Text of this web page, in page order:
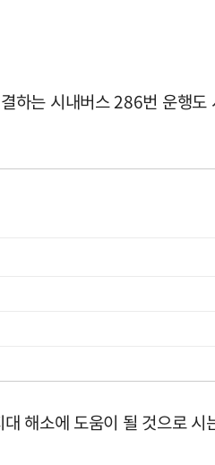
하는 시내버스 286번 운행도
해소에 도움이 될 것으로 시